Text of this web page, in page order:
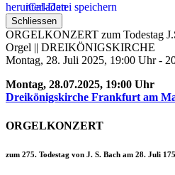
iCal-Datei speichern
Schliessen
ORGELKONZERT zum Todestag
Orgel || DREIKÖNIGSKIRCHE
Montag, 28. Juli 2025, 19:00 Uhr -
Montag, 28.07.2025, 19:00 Uhr
Dreikönigskirche Frankfurt am
ORGELKONZERT
zum 275. Todestag von J. S. Bach am 28. Juli